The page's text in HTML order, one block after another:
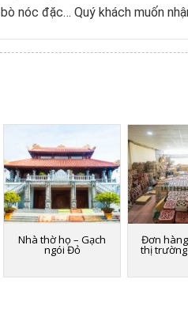
bò nóc đặc… Quý khách muốn
Nhà thờ họ – Gạch
ngói Đỏ
Đơn
thị